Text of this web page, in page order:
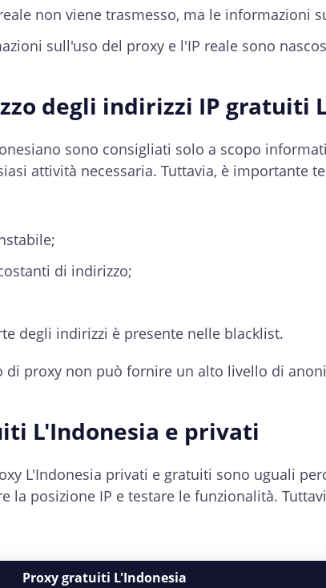
non viene trasmesso, ma le informazioni
sull'uso del proxy e l'IP reale sono
degli indirizzi IP gratuiti
sono consigliati solo a scopo
attività necessaria. Tuttavia, è importante
di indirizzo;
degli indirizzi è presente nelle blacklist.
di proxy non può fornire un alto livello di
L'Indonesia e privati
L'Indonesia privati e gratuiti sono uguali
la posizione IP e testare le funzionalità.
Proxy gratuiti L'Indonesia